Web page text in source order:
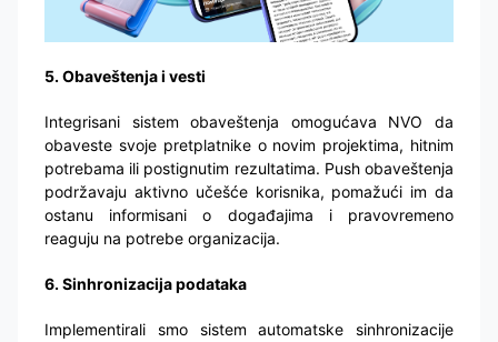
5. Obaveštenja i vesti
Integrisani sistem obaveštenja omogućava NVO da
obaveste svoje pretplatnike o novim projektima, hitnim
potrebama ili postignutim rezultatima. Push obaveštenja
podržavaju aktivno učešće korisnika, pomažući im da
ostanu informisani o događajima i pravovremeno
reaguju na potrebe organizacija.
6. Sinhronizacija podataka
Implementirali smo sistem automatske sinhronizacije